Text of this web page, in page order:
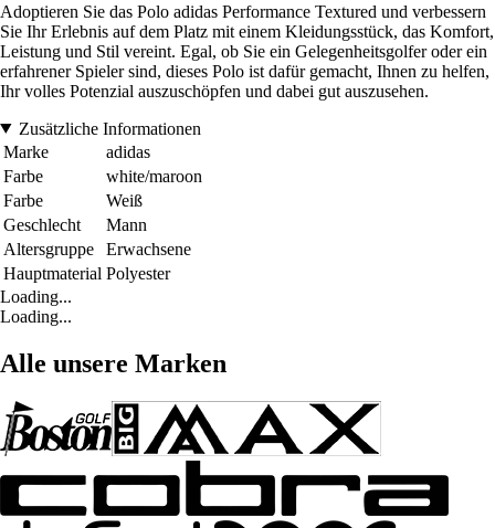
Adoptieren Sie das Polo adidas Performance Textured und verbessern
Sie Ihr Erlebnis auf dem Platz mit einem Kleidungsstück, das Komfort,
Leistung und Stil vereint. Egal, ob Sie ein Gelegenheitsgolfer oder ein
erfahrener Spieler sind, dieses Polo ist dafür gemacht, Ihnen zu helfen,
Ihr volles Potenzial auszuschöpfen und dabei gut auszusehen.
Zusätzliche Informationen
Marke
adidas
Farbe
white/maroon
Farbe
Weiß
Geschlecht
Mann
Altersgruppe
Erwachsene
Hauptmaterial Polyester
Loading...
Loading...
Alle unsere Marken